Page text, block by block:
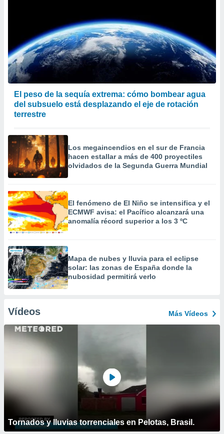
El peso de la sequía extrema: cómo bombear agua
del subsuelo está desplazando el eje de rotación
terrestre
Los megaincendios en el sur de Francia
hacen estallar a más de 400 proyectiles
olvidados de la Segunda Guerra Mundial
El fenómeno de El Niño se intensifica y el
ECMWF avisa: el Pacífico alcanzará una
anomalía récord superior a los 3 ºC
Mapa de nubes y lluvia para el eclipse
solar: las zonas de España donde la
nubosidad permitirá verlo
Vídeos Más Vídeos
Tornados y lluvias torrenciales en Pelotas, Brasil.